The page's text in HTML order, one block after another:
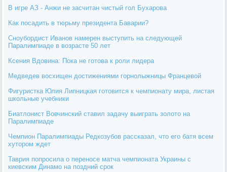
В игре АЗ - Анжи не засчитан чистый гол Бухарова
Как посадить в тюрьму президента Баварии?
Сноубордист Иванов намерен выступить на следующей
Паралимпиаде в возрасте 50 лет
Ксения Вдовина: Пока не готова к роли лидера
Медведев восхищен достижениями горнолыжницы Францевой
Фигуристка Юлия Липницкая готовится к чемпионату мира, листая
школьные учебники
Биатлонист Вовчинский ставил задачу выиграть золото на
Паралимпиаде
Чемпион Паралимпиады Редкозубов рассказал, что его батя всем
хутором ждет
Таврия попросила о переносе матча чемпионата Украины с
киевским Динамо на поздний срок